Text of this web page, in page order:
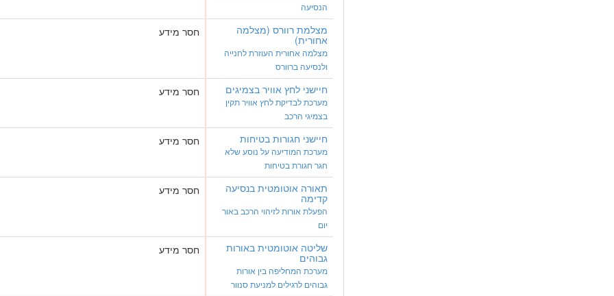
הנסיעה
מצלמת רוורס (מצלמה
אחורית)
מצלמה אחורית העוזרת לחנייה
ולנסיעה ברוורס
חסר מידע
חיישני לחץ אוויר בצמיגים
מערכת לבדיקת לחץ אוויר תקין
בצמיגי הרכב
חסר מידע
חיישני חגורות בטיחות
מערכת המודיעה על נוסע שלא
חגר חגורת בטיחות
חסר מידע
תאורה אוטומטית בנסיעה
קדימה
הפעלת אורות לזיהוי הרכב באור
יום
חסר מידע
שליטה אוטומטית באורות
גבוהים
מערכת המחליפה בין אורות
גבוהים לרגילים למניעת סנוור
חסר מידע